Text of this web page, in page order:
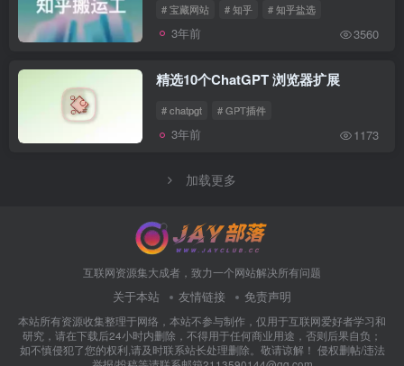
# 宝藏网站 # 知乎 # 知乎盐选
3年前 3560
精选10个ChatGPT 浏览器扩展
# chatpgt # GPT插件
3年前 1173
加载更多
互联网资源集大成者，致力一个网站解决所有问题
关于本站 友情链接 免责声明
本站所有资源收集整理于网络，本站不参与制作，仅用于互联网爱好者学习和
研究，请在下载后24小时内删除，不得用于任何商业用途，否则后果自负；
如不慎侵犯了您的权利,请及时联系站长处理删除。敬请谅解！ 侵权删帖/违法